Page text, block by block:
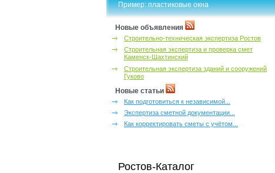
Пример: пластиковые окна
Новые объявления
Строительно-техническая экспертиза Ростов
Строительная экспертиза и проверка смет
Каменск-Шахтинский
Строительная экспертиза зданий и сооружений
Гуково
Новые статьи
Как подготовиться к независимой...
Экспертиза сметной документации...
Как корректировать сметы с учётом...
Ростов-Каталог